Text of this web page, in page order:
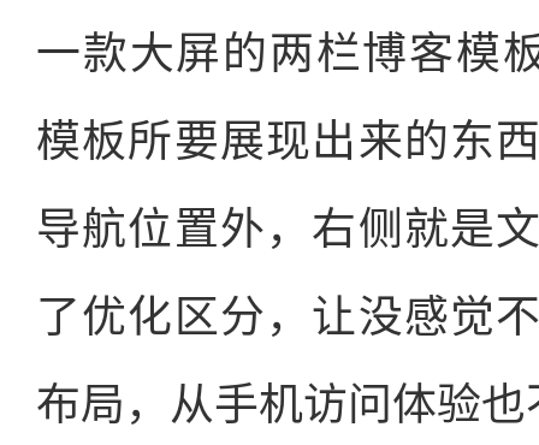
一款大屏的两栏博客模
模板所要展现出来的东
导航位置外，右侧就是
了优化区分，让没感觉
布局，从手机访问体验也